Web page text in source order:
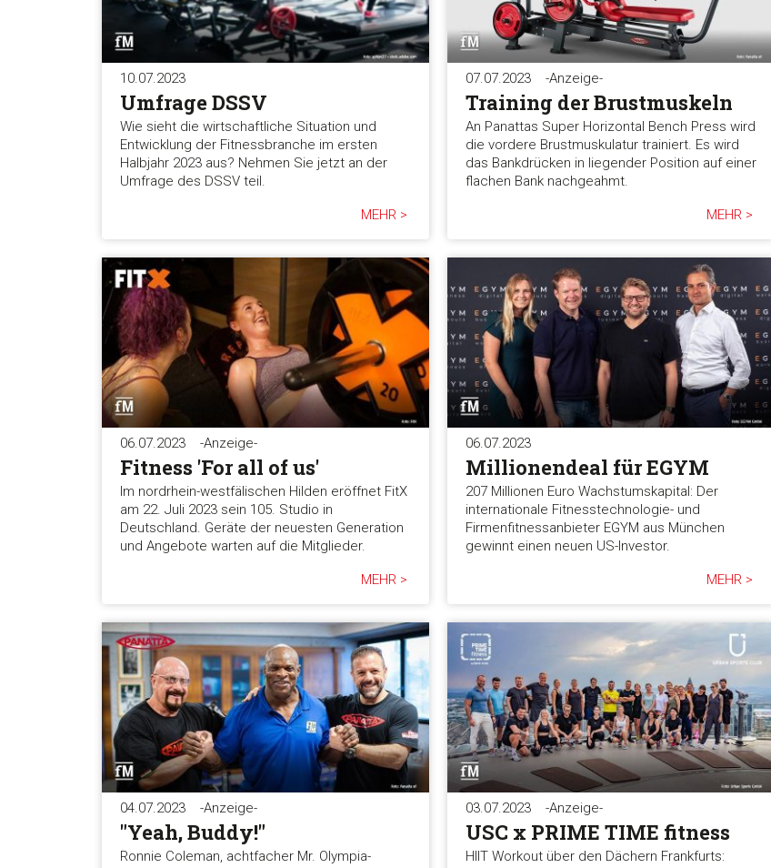
10.07.2023
Umfrage DSSV
Wie sieht die wirtschaftliche Situation und
Entwicklung der Fitnessbranche im ersten
Halbjahr 2023 aus? Nehmen Sie jetzt an der
Umfrage des DSSV teil.
MEHR >
07.07.2023 -Anzeige-
Training der Brustmuskeln
An Panattas Super Horizontal Bench Press wird
die vordere Brustmuskulatur trainiert. Es wird
das Bankdrücken in liegender Position auf einer
flachen Bank nachgeahmt.
MEHR >
06.07.2023 -Anzeige-
Fitness 'For all of us'
Im nordrhein-westfälischen Hilden eröffnet FitX
am 22. Juli 2023 sein 105. Studio in
Deutschland. Geräte der neuesten Generation
und Angebote warten auf die Mitglieder.
MEHR >
06.07.2023
Millionendeal für EGYM
207 Millionen Euro Wachstumskapital: Der
internationale Fitnesstechnologie- und
Firmenfitnessanbieter EGYM aus München
gewinnt einen neuen US-Investor.
MEHR >
04.07.2023 -Anzeige-
"Yeah, Buddy!"
Ronnie Coleman, achtfacher Mr. Olympia-
03.07.2023 -Anzeige-
USC x PRIME TIME fitness
HIIT Workout über den Dächern Frankfurts: